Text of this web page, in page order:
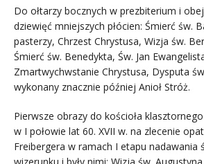
Do ołtarzy bocznych w prezbiterium i
dziewięć mniejszych płócien: Śmierć św.
pasterzy, Chrzest Chrystusa, Wizja św.
Śmierć św. Benedykta, Św. Jan
Zmartwychwstanie Chrystusa, Dysputa
wykonany znacznie później Anioł Stróż.
Pierwsze obrazy do kościoła
w I połowie lat 60. XVII w. na zlecenie
Freibergera w ramach I etapu nadawania